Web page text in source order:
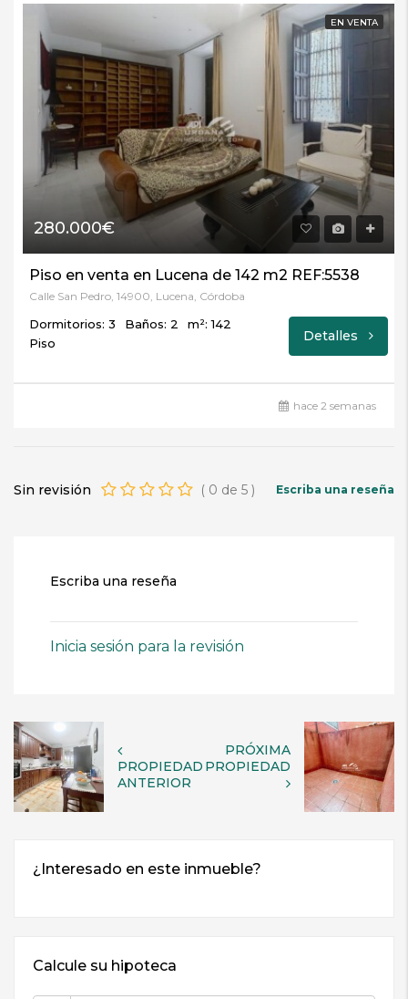
EN VENTA
280.000€
Piso en venta en Lucena de 142 m2 REF:5538
Calle San Pedro, 14900, Lucena, Córdoba
Dormitorios: 3 Baños: 2
m²: 142
Piso
Detalles
hace 2 semanas
Sin revisión ( 0 de 5 ) Escriba una reseña
Escriba una reseña
Inicia sesión para la revisión
PROPIEDAD
ANTERIOR
PRÓXIMA
PROPIEDAD
Calcule su hipoteca